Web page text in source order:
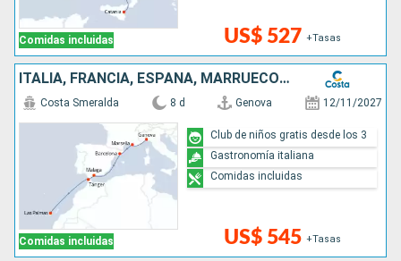
Comidas incluidas US$ 527 +Tasas
ITALIA, FRANCIA, ESPAÑA, MARRUECOS, CANARIAS
Comidas incluidas
Costa Smeralda 8 d Genova 12/11/2027
US$ 545 +Tasas
Club de niños gratis desde los 3
Gastronomía italiana
Comidas incluidas